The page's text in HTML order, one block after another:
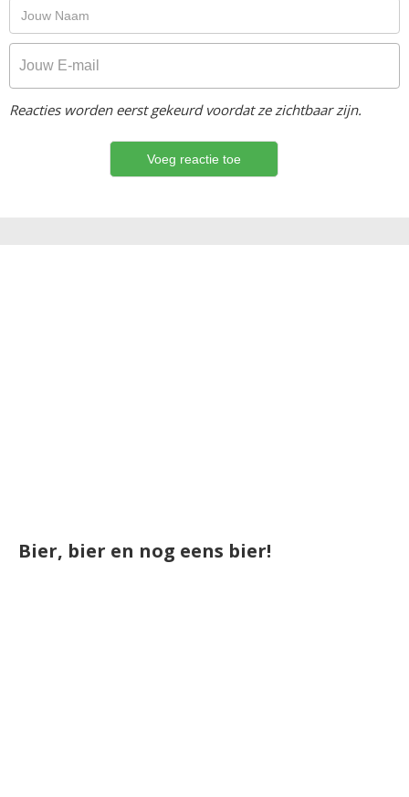
Reacties worden eerst gekeurd voordat ze zichtbaar zijn.
Bier, bier en nog eens bier!